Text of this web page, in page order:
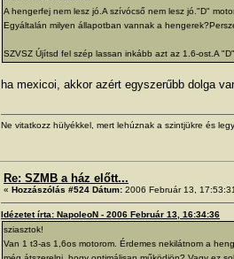
A hengerfej nem lesz jó.A szívócső nem lesz jó."D"
Egyáltalán milyen állapotban vannak a
SZVSZ Újítsd fel szép lassan inkább azt az 1.6-ost.A
ha mexicoi, akkor azért egyszerűbb dolga
Ne vitatkozz hülyékkel, mert lehúznak a szintjükre és
Re: SZMB a ház előtt...
« Hozzászólás #524 Dátum: 2006 Február 13,
Idézetet írta: NapoleoN - 2006 Február 13, 16:34:36
sziasztok!
Van 1 t3-as 1,6os motorom. Érdemes nekilátnom a